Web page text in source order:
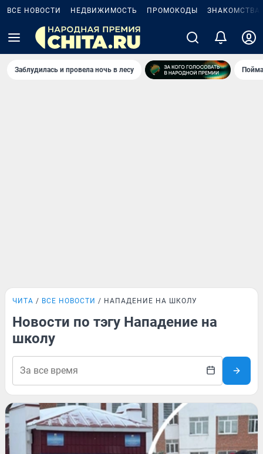
ВСЕ НОВОСТИ НЕДВИЖИМОСТЬ ПРОМОКОДЫ ЗНАКОМСТВА
Заблудилась и провела ночь в лесу
ЧИТА ВСЕ НОВОСТИ НАПАДЕНИЕ НА ШКОЛУ
Новости по тэгу Нападение на
школу